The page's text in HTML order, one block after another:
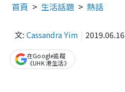
首頁 生活話題 熱話
文: Cassandra Yim 2019.06.16
在Google追蹤
《UHK 港生活》